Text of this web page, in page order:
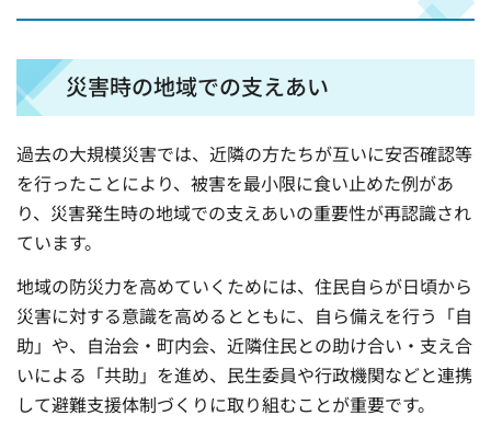
災害時の地域での支えあい
過去の大規模災害では、近隣の方たちが互いに安否確認等
を行ったことにより、被害を最小限に食い止めた例があ
り、災害発生時の地域での支えあいの重要性が再認識され
ています。
地域の防災力を高めていくためには、住民自らが日頃から
災害に対する意識を高めるとともに、自ら備えを行う「自
助」や、自治会・町内会、近隣住民との助け合い・支え合
いによる「共助」を進め、民生委員や行政機関などと連携
して避難支援体制づくりに取り組むことが重要です。